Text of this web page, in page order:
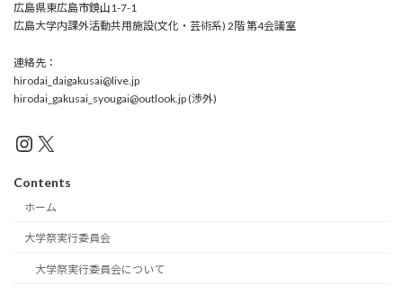
広島県東広島市鏡山1-7-1
広島大学内課外活動共用施設(文化・芸術系) 2階 第4会議室
連絡先：
hirodai_daigakusai@live.jp
hirodai_gakusai_syougai@outlook.jp (渉外)
Instagram
X
Contents
ホーム
大学祭実行委員会
大学祭実行委員会について